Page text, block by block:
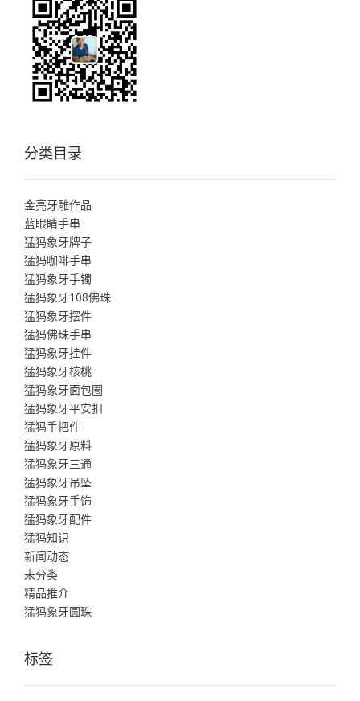
分类目录
金亮牙雕作品
蓝眼睛手串
猛犸象牙牌子
猛犸咖啡手串
猛犸象牙手镯
猛犸象牙108佛珠
猛犸象牙摆件
猛犸佛珠手串
猛犸象牙挂件
猛犸象牙核桃
猛犸象牙面包圈
猛犸象牙平安扣
猛犸手把件
猛犸象牙原料
猛犸象牙三通
猛犸象牙吊坠
猛犸象牙手饰
猛犸象牙配件
猛犸知识
新闻动态
未分类
精品推介
猛犸象牙圆珠
标签